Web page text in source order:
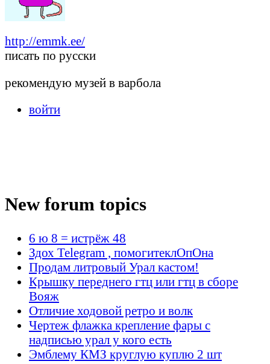
http://emmk.ee/
писать по русски
рекомендую музей в варбола
войти
New forum topics
6 ю 8 = истрёж 48
Здох Telegram , помогитеклОпОна
Продам литровый Урал кастом!
Крышку переднего гтц или гтц в сборе
Вояж
Отличие ходовой ретро и волк
Чертеж флажка крепление фары с
надписью урал у кого есть
Эмблему КМЗ круглую куплю 2 шт